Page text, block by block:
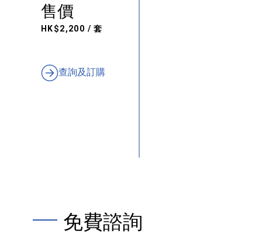
售價
HK$2,200 / 套
查詢及訂購
免費諮詢